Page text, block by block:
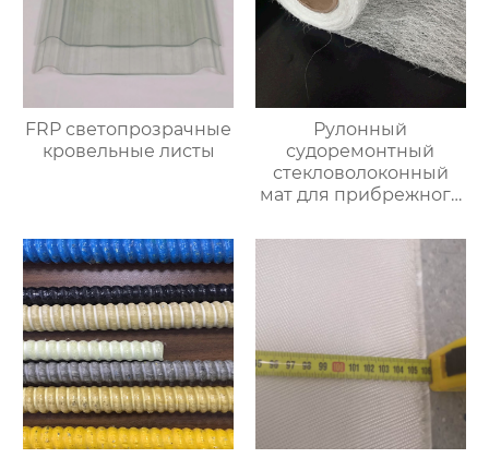
FRP светопрозрачные
кровельные листы
Рулонный
судоремонтный
стекловолоконный
мат для прибрежного
водонепроницаемый